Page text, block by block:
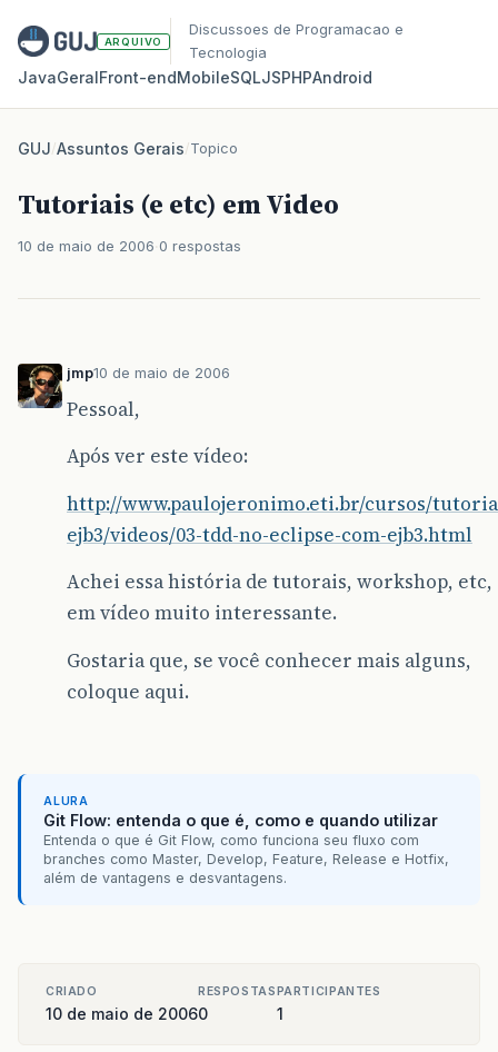
ARQUIVO
Discussoes de Programacao e
Tecnologia
JavaGeralFront‑endMobileSQLJSPHPAndroid
GUJ/Assuntos Gerais/Topico
Tutoriais (e etc) em Video
10 de maio de 2006 0 respostas
jmp10 de maio de 2006
Pessoal,
Após ver este vídeo:
http://www.paulojeronimo.eti.br/cursos/
ejb3/videos/03-tdd-no-eclipse-com-ejb3.html
Achei essa história de tutorais, workshop, etc,
em vídeo muito interessante.
Gostaria que, se você conhecer mais alguns,
coloque aqui.
ALURA
Git Flow: entenda o que é, como e quando utilizar
Entenda o que é Git Flow, como funciona seu fluxo com
branches como Master, Develop, Feature, Release e Hotfix,
além de vantagens e desvantagens.
CRIADO
10 de maio de 2006
RESPOSTAS
0
PARTICIPANTES
1